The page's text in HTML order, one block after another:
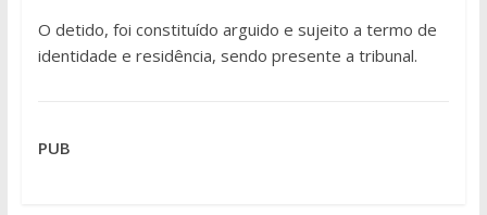
O detido, foi constituído arguido e sujeito a termo de
identidade e residência, sendo presente a tribunal.
PUB